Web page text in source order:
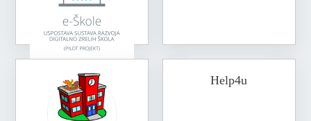
Help4u